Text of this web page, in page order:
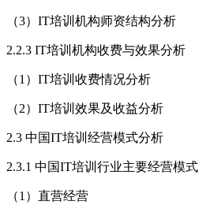
（3）IT培训机构师资结构分析
2.2.3 IT培训机构收费与效果分析
（1）IT培训收费情况分析
（2）IT培训效果及收益分析
2.3 中国IT培训经营模式分析
2.3.1 中国IT培训行业主要经营模式
（1）直营经营